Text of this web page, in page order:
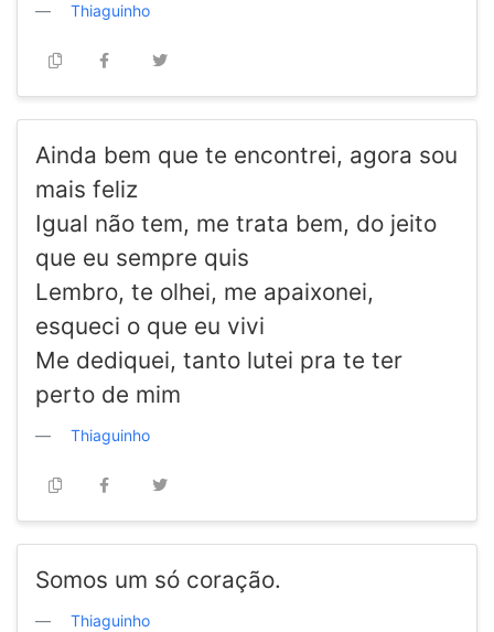
Thiaguinho
Ainda bem que te encontrei, agora sou
mais feliz
Igual não tem, me trata bem, do jeito
que eu sempre quis
Lembro, te olhei, me apaixonei,
esqueci o que eu vivi
Me dediquei, tanto lutei pra te ter
perto de mim
Thiaguinho
Somos um só coração.
Thiaguinho